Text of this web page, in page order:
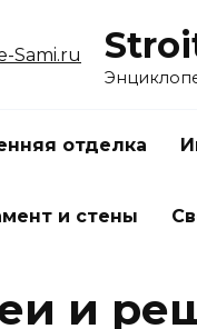
отделка
и стены
и